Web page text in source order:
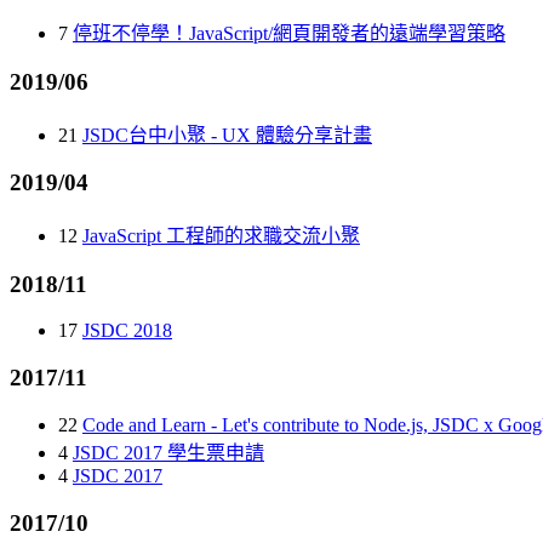
7 停班不停學！JavaScript/網頁開發者的遠端學習策略
2019/06
21 JSDC台中小聚 - UX 體驗分享計畫
2019/04
12 JavaScript 工程師的求職交流小聚
2018/11
17 JSDC 2018
2017/11
22 Code and Learn - Let's contribute to Node.js, JSDC x
4 JSDC 2017 學生票申請
4 JSDC 2017
2017/10